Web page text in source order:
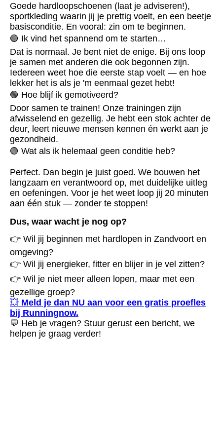
Goede hardloopschoenen (laat je adviseren!),
sportkleding waarin jij je prettig voelt, en een beetje
basisconditie. En vooral: zin om te beginnen.
🟢 Ik vind het spannend om te starten…
Dat is normaal. Je bent niet de enige. Bij ons loop
je samen met anderen die ook begonnen zijn.
Iedereen weet hoe die eerste stap voelt — en hoe
lekker het is als je 'm eenmaal gezet hebt!
🟢 Hoe blijf ik gemotiveerd?
Door samen te trainen! Onze trainingen zijn
afwisselend en gezellig. Je hebt een stok achter de
deur, leert nieuwe mensen kennen én werkt aan je
gezondheid.
🟢 Wat als ik helemaal geen conditie heb?
Perfect. Dan begin je juist goed. We bouwen het
langzaam en verantwoord op, met duidelijke uitleg
en oefeningen. Voor je het weet loop jij 20 minuten
aan één stuk — zonder te stoppen!
Dus, waar wacht je nog op?
👉 Wil jij beginnen met hardlopen in Zandvoort en
omgeving?
👉 Wil jij energieker, fitter en blijer in je vel zitten?
👉 Wil je niet meer alleen lopen, maar met een
gezellige groep?
💥 Meld je dan NU aan voor een gratis proefles
bij Runningnow.
💬 Heb je vragen? Stuur gerust een bericht, we
helpen je graag verder!